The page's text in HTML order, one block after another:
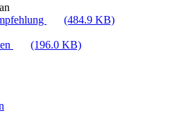
(484.9 KB)
(196.0 KB)